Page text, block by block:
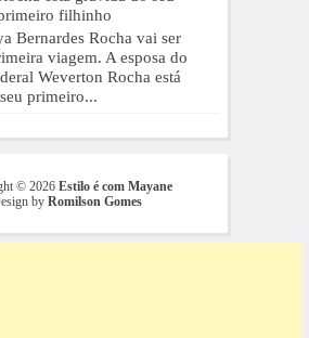
filhinho
Bernardes Rocha vai ser
viagem. A esposa do
Weverton Rocha está
primeiro...
© 2026 Estilo é com Mayane
by Romilson Gomes